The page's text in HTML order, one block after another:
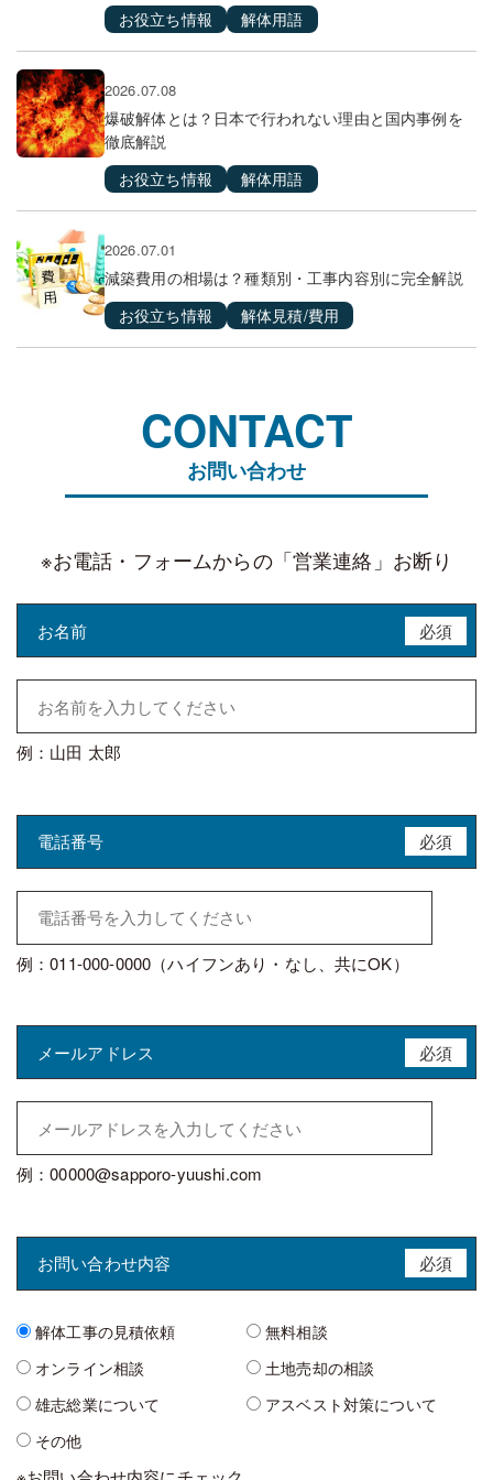
お役立ち情報 解体用語
2026.07.08
爆破解体とは？日本で行われない理由と国内事例を
徹底解説
お役立ち情報
解体用語
2026.07.01
減築費用の相場は？種類別・工事内容別に完全解説
お役立ち情報
解体見積/費用
CONTACT
お問い合わせ
※お電話・フォームからの「営業連絡」お断り
お名前 必須
例：山田 太郎
電話番号 必須
例：011-000-0000（ハイフンあり・なし、共にOK）
メールアドレス 必須
例：00000@sapporo-yuushi.com
お問い合わせ内容 必須
解体工事の見積依頼
無料相談
オンライン相談
土地売却の相談
雄志総業について
アスベスト対策について
その他